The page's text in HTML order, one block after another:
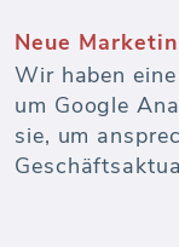
Neue
Wir haben
um Google
sie, um